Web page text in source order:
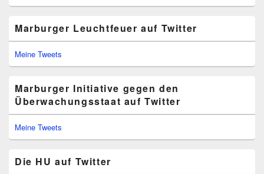
Marburger Leuchtfeuer auf Twitter
Meine Tweets
Marburger Initiative gegen den
Überwachungsstaat auf Twitter
Meine Tweets
Die HU auf Twitter